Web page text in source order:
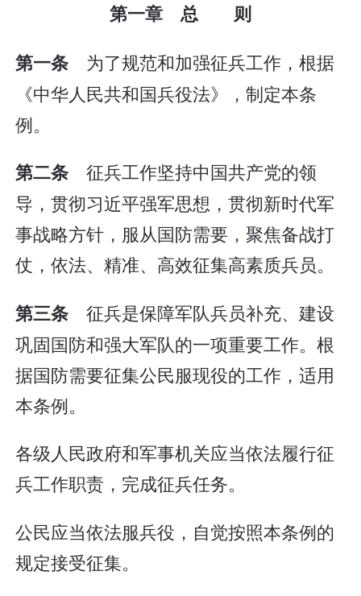
第一章 总 则
第一条 为了规范和加强征兵工作，根据
《中华人民共和国兵役法》，制定本条
例。
第二条 征兵工作坚持中国共产党的领
导，贯彻习近平强军思想，贯彻新时代军
事战略方针，服从国防需要，聚焦备战打
仗，依法、精准、高效征集高素质兵员。
第三条 征兵是保障军队兵员补充、建设
巩固国防和强大军队的一项重要工作。根
据国防需要征集公民服现役的工作，适用
本条例。
各级人民政府和军事机关应当依法履行征
兵工作职责，完成征兵任务。
公民应当依法服兵役，自觉按照本条例的
规定接受征集。